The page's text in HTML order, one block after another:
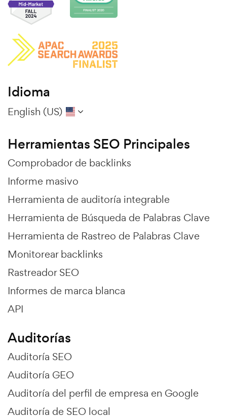
Idioma
English (US)
Herramientas SEO Principales
Comprobador de backlinks
Informe masivo
Herramienta de auditoría integrable
Herramienta de Búsqueda de Palabras Clave
Herramienta de Rastreo de Palabras Clave
Monitorear backlinks
Rastreador SEO
Informes de marca blanca
API
Auditorías
Auditoría SEO
Auditoría GEO
Auditoría del perfil de empresa en Google
Auditoría de SEO local